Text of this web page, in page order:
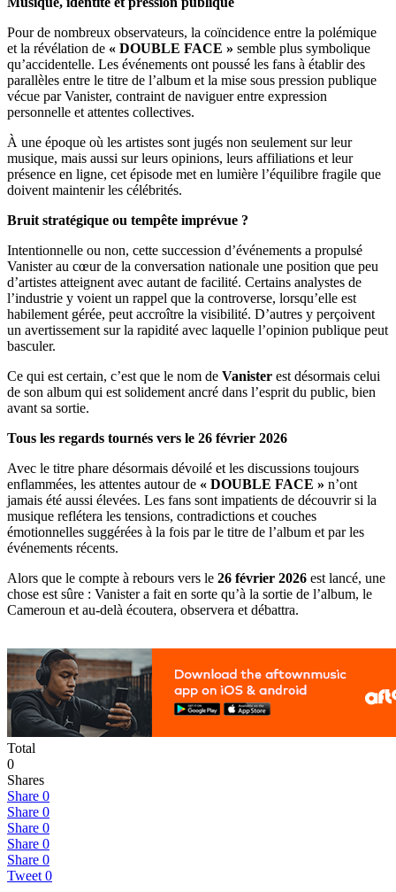
Pour de nombreux observateurs, la coïncidence entre la polémique
et la révélation de « DOUBLE FACE » semble plus symbolique
qu’accidentelle. Les événements ont poussé les fans à établir des
parallèles entre le titre de l’album et la mise sous pression publique
vécue par Vanister, contraint de naviguer entre expression
personnelle et attentes collectives.
À une époque où les artistes sont jugés non seulement sur leur
musique, mais aussi sur leurs opinions, leurs affiliations et leur
présence en ligne, cet épisode met en lumière l’équilibre fragile que
doivent maintenir les célébrités.
Bruit stratégique ou tempête imprévue ?
Intentionnelle ou non, cette succession d’événements a propulsé
Vanister au cœur de la conversation nationale une position que peu
d’artistes atteignent avec autant de facilité. Certains analystes de
l’industrie y voient un rappel que la controverse, lorsqu’elle est
habilement gérée, peut accroître la visibilité. D’autres y perçoivent
un avertissement sur la rapidité avec laquelle l’opinion publique peut
basculer.
Ce qui est certain, c’est que le nom de Vanister est désormais celui
de son album qui est solidement ancré dans l’esprit du public, bien
avant sa sortie.
Tous les regards tournés vers le 26 février 2026
Avec le titre phare désormais dévoilé et les discussions toujours
enflammées, les attentes autour de « DOUBLE FACE » n’ont
jamais été aussi élevées. Les fans sont impatients de découvrir si la
musique reflétera les tensions, contradictions et couches
émotionnelles suggérées à la fois par le titre de l’album et par les
événements récents.
Alors que le compte à rebours vers le 26 février 2026 est lancé, une
chose est sûre : Vanister a fait en sorte qu’à la sortie de l’album, le
Cameroun et au-delà écoutera, observera et débattra.
Total
0
Shares
Share 0
Share 0
Share 0
Share 0
Share 0
Tweet 0